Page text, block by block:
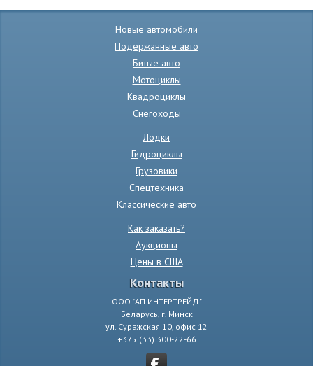
Новые автомобили
Подержанные авто
Битые авто
Мотоциклы
Квадроциклы
Снегоходы
Лодки
Гидроциклы
Грузовики
Спецтехника
Классические авто
Как заказать?
Аукционы
Цены в США
Контакты
ООО "АП ИНТЕРТРЕЙД"
Беларусь, г. Минск
ул. Суражская 10, офис 12
+375 (33) 300-22-66